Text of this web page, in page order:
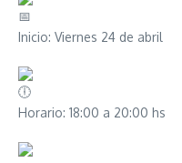
Inicio: Viernes 24 de abril
Horario: 18:00 a 20:00 hs